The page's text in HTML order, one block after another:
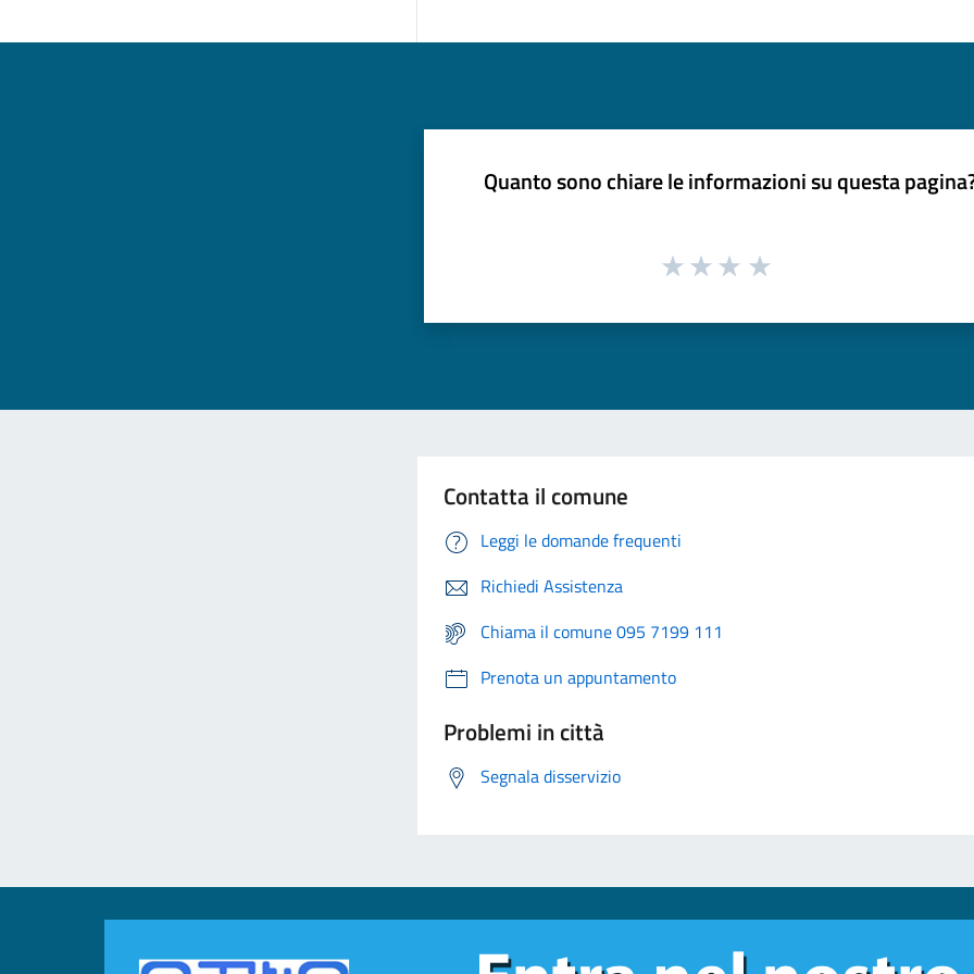
Quanto sono chiare le informazioni su questa
Contatta il comune
Leggi le domande frequenti
Richiedi Assistenza
Chiama il comune 095 7199 111
Prenota un appuntamento
Problemi in città
Segnala disservizio